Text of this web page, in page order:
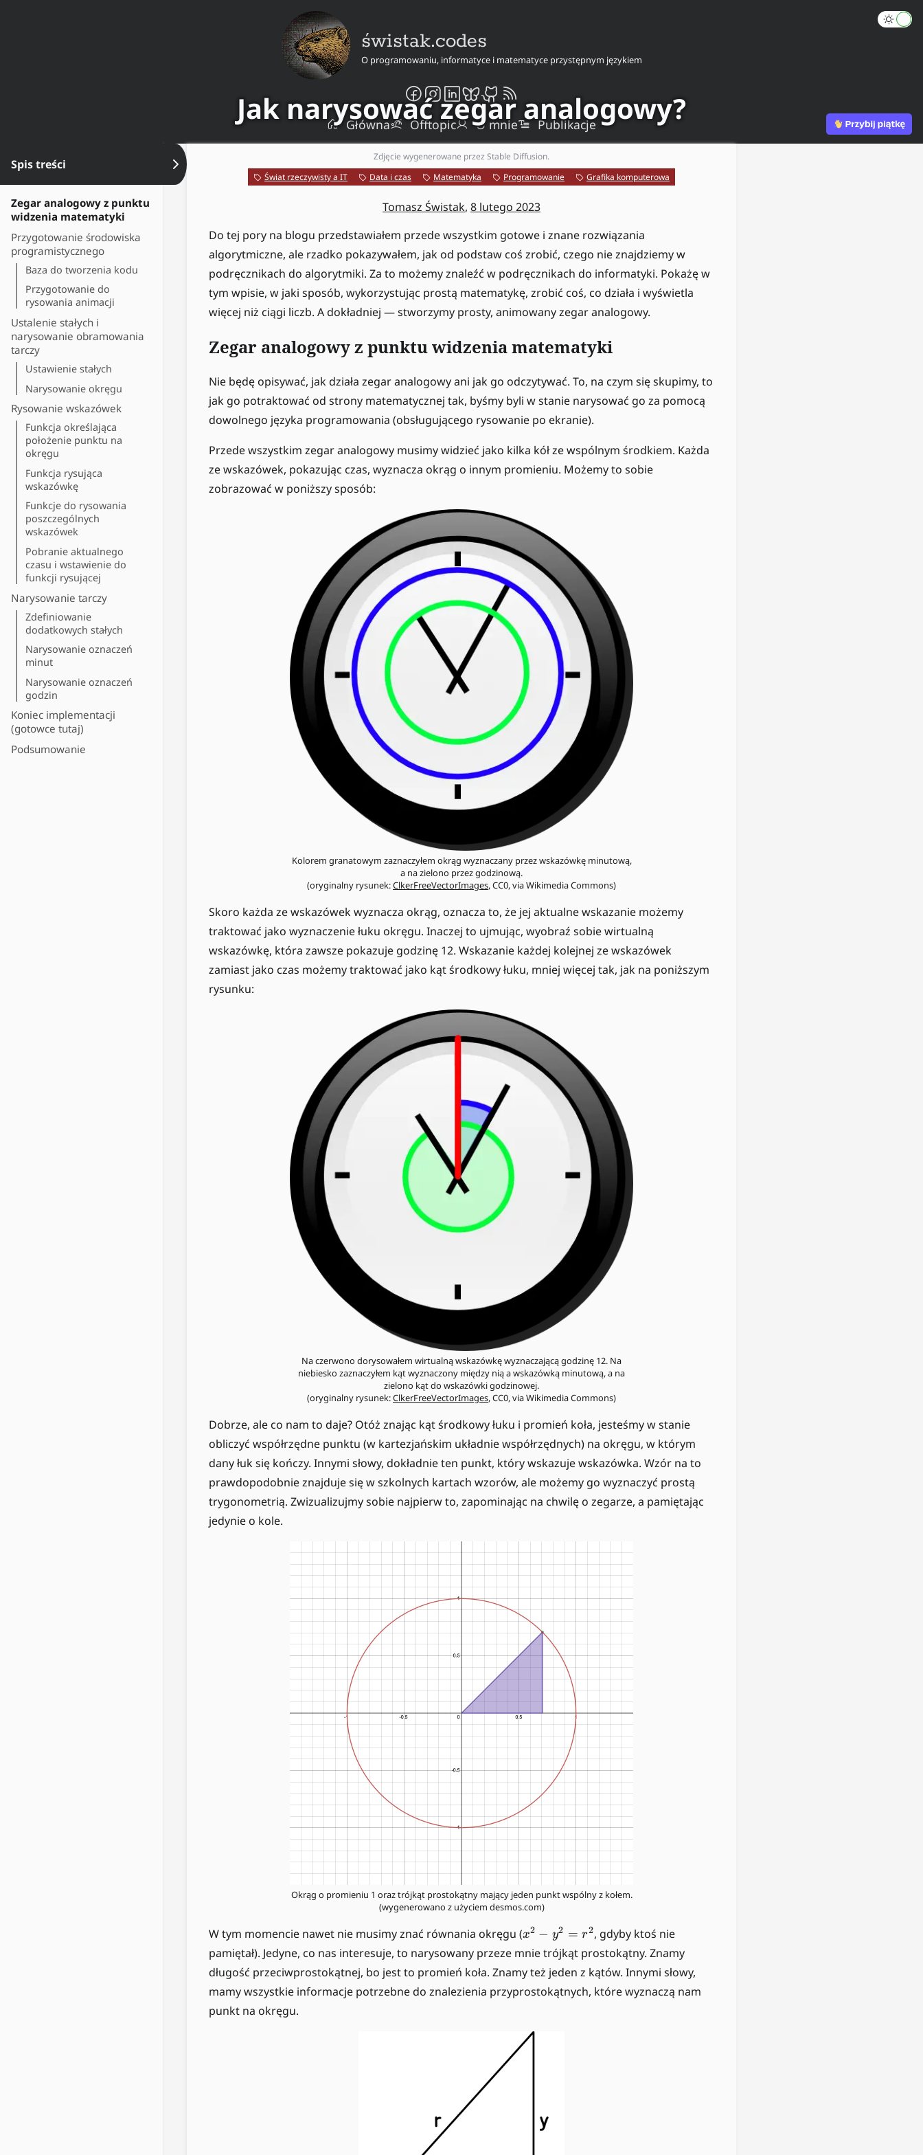
świstak.codes
O programowaniu, informatyce i matematyce przystępnym językiem
Główna Offtopic O mnie Publikacje
Jak narysować zegar analogowy?
Zdjęcie wygenerowane przez Stable Diffusion.
Spis treści
Zegar analogowy z punktu
widzenia matematyki
Przygotowanie środowiska
programistycznego
Baza do tworzenia kodu
Przygotowanie do
rysowania animacji
Ustalenie stałych i
narysowanie obramowania
tarczy
Ustawienie stałych
Narysowanie okręgu
Rysowanie wskazówek
Funkcja określająca
położenie punktu na
okręgu
Funkcja rysująca
wskazówkę
Funkcje do rysowania
poszczególnych
wskazówek
Pobranie aktualnego
czasu i wstawienie do
funkcji rysującej
Narysowanie tarczy
Zdefiniowanie
dodatkowych stałych
Narysowanie oznaczeń
minut
Narysowanie oznaczeń
godzin
Koniec implementacji
(gotowce tutaj)
Podsumowanie
Ukryj spis treści Świat rzeczywisty a IT Data i czas Matematyka Programowanie Grafika komputerowa
Tomasz Świstak, 8 lutego 2023
Do tej pory na blogu przedstawiałem przede wszystkim gotowe i znane rozwiązania
algorytmiczne, ale rzadko pokazywałem, jak od podstaw coś zrobić, czego nie znajdziemy w
podręcznikach do algorytmiki. Za to możemy znaleźć w podręcznikach do informatyki. Pokażę w
tym wpisie, w jaki sposób, wykorzystując prostą matematykę, zrobić coś, co działa i wyświetla
więcej niż ciągi liczb. A dokładniej — stworzymy prosty, animowany zegar analogowy.
Zegar analogowy z punktu widzenia matematyki
Nie będę opisywać, jak działa zegar analogowy ani jak go odczytywać. To, na czym się skupimy, to
jak go potraktować od strony matematycznej tak, byśmy byli w stanie narysować go za pomocą
dowolnego języka programowania (obsługującego rysowanie po ekranie).
Przede wszystkim zegar analogowy musimy widzieć jako kilka kół ze wspólnym środkiem. Każda
ze wskazówek, pokazując czas, wyznacza okrąg o innym promieniu. Możemy to sobie
zobrazować w poniższy sposób:
Kolorem granatowym zaznaczyłem okrąg wyznaczany przez wskazówkę minutową,
a na zielono przez godzinową.
(oryginalny rysunek:ClkerFreeVectorImages, CC0, via Wikimedia Commons)
Skoro każda ze wskazówek wyznacza okrąg, oznacza to, że jej aktualne wskazanie możemy
traktować jako wyznaczenie łuku okręgu. Inaczej to ujmując, wyobraź sobie wirtualną
wskazówkę, która zawsze pokazuje godzinę 12. Wskazanie każdej kolejnej ze wskazówek
zamiast jako czas możemy traktować jako kąt środkowy łuku, mniej więcej tak, jak na poniższym
rysunku:
Na czerwono dorysowałem wirtualną wskazówkę wyznaczającą godzinę 12. Na
niebiesko zaznaczyłem kąt wyznaczony między nią a wskazówką minutową, a na
zielono kąt do wskazówki godzinowej.
(oryginalny rysunek:ClkerFreeVectorImages, CC0, via Wikimedia Commons)
Dobrze, ale co nam to daje? Otóż znając kąt środkowy łuku i promień koła, jesteśmy w stanie
obliczyć współrzędne punktu (w kartezjańskim układnie współrzędnych) na okręgu, w którym
dany łuk się kończy. Innymi słowy, dokładnie ten punkt, który wskazuje wskazówka. Wzór na to
prawdopodobnie znajduje się w szkolnych kartach wzorów, ale możemy go wyznaczyć prostą
trygonometrią. Zwizualizujmy sobie najpierw to, zapominając na chwilę o zegarze, a pamiętając
jedynie o kole.
Okrąg o promieniu 1 oraz trójkąt prostokątny mający jeden punkt wspólny z kołem.
(wygenerowano z użyciem desmos.com)
W tym momencie nawet nie musimy znać równania okręgu (x
^
-
y
=
x2 − y2 = r2, gdyby ktoś nie
pamiętał). Jedyne, co nas interesuje, to narysowany przeze mnie trójkąt prostokątny. Znamy
długość przeciwprostokątnej, bo jest to promień koła. Znamy też jeden z kątów. Innymi słowy,
mamy wszystkie informacje potrzebne do znalezienia przyprostokątnych, które wyznaczą nam
punkt na okręgu.